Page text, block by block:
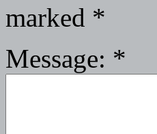
marked *
Message: *